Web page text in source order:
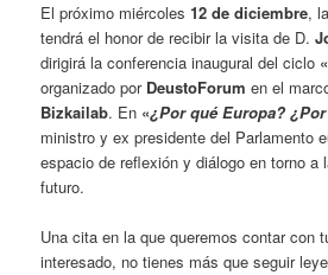
El próximo miércoles12 de diciembre,
tendrá el honor de recibir la visita de D.
dirigirá la conferencia inaugural del ciclo
organizado por DeustoForum en el
Bizkailab. En «¿Por qué Europa?
ministro y ex presidente del Parlamento
espacio de reflexión y diálogo en torno a
futuro.
Una cita en la que queremos contar con
interesado, no tienes más que seguir